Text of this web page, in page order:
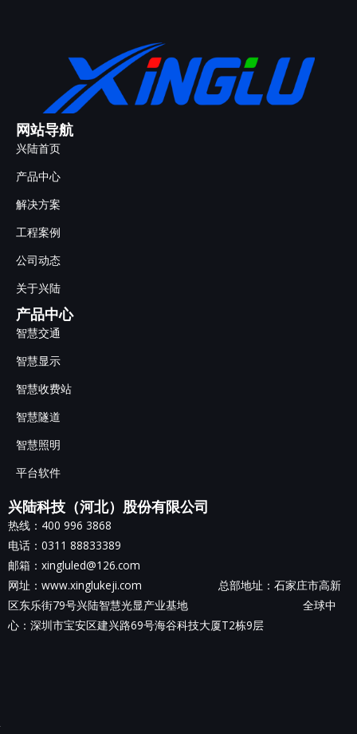
网站导航
兴陆首页
产品中心
解决方案
工程案例
公司动态
关于兴陆
产品中心
智慧交通
智慧显示
智慧收费站
智慧隧道
智慧照明
平台软件
兴陆科技（河北）股份有限公司
热线：400 996 3868
电话：0311 88833389
邮箱：xingluled@126.com
网址：www.xinglukeji.com 总部地址： 石家庄市高新
区东乐街79号兴陆智慧光显产业基地 全球中
心：深圳市宝安区建兴路69号海谷科技大厦T2栋9层